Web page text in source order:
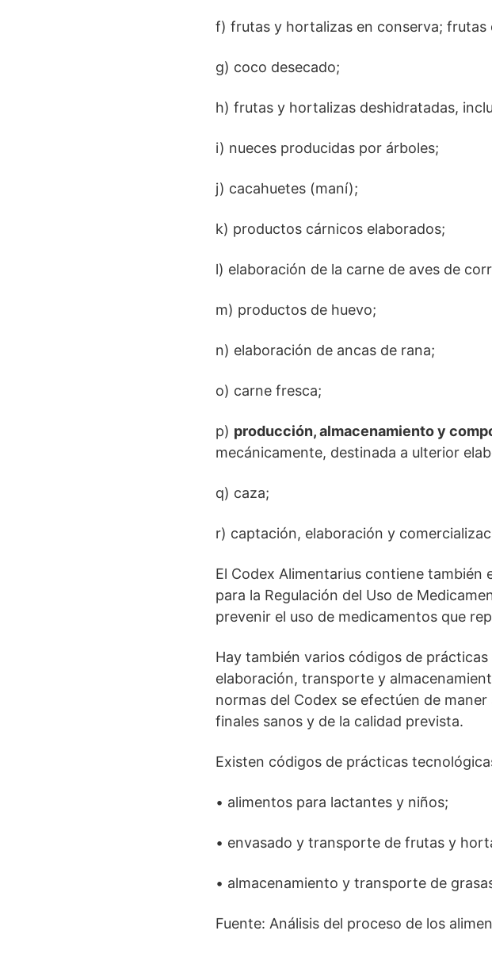
f) frutas y hortalizas en conserva; frutas
g) coco desecado;
h) frutas y hortalizas deshidratadas,
i) nueces producidas por árboles;
j) cacahuetes (maní);
k) productos cárnicos elaborados;
l) elaboración de la carne de aves de
m) productos de huevo;
n) elaboración de ancas de rana;
o) carne fresca;
p) producción, almacenamiento y
mecánicamente, destinada a ulterior
q) caza;
r) captación, elaboración y
El Codex Alimentarius contiene también
para la Regulación del Uso de
prevenir el uso de medicamentos que
Hay también varios códigos de
elaboración, transporte y
normas del Codex se efectúen de
finales sanos y de la calidad prevista.
Existen códigos de prácticas
• alimentos para lactantes y niños;
• envasado y transporte de frutas y
• almacenamiento y transporte de
Fuente: Análisis del proceso de los